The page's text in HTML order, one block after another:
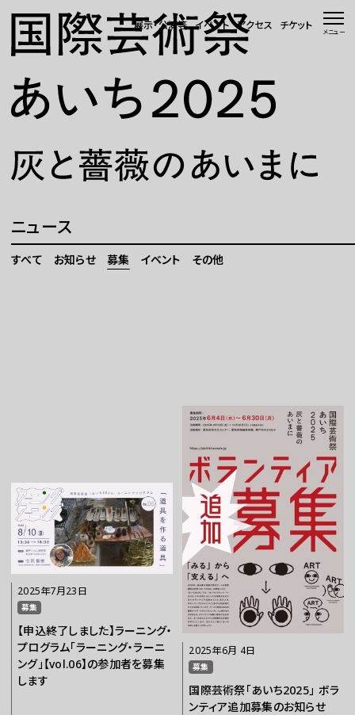
展示・公演等 イベント アクセス チケット メニュー
ニュース 一覧
WEBマガジン
展示・公演等
イベント
さらに楽しむ
WEBマガジン
ニュース
すべて お知らせ 募集 イベント その他
2025年7月23日
募集
【申込終了しました】ラーニング・
プログラム「ラーニング・ラーニ
ング」【vol.06】の参加者を募集
します
2025年6月 4日
募集
国際芸術祭「あいち2025」 ボラ
ンティア追加募集のお知らせ